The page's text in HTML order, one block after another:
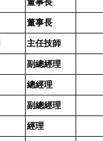
董事長
主任技師
副總經理
總經理
副總經理
經理